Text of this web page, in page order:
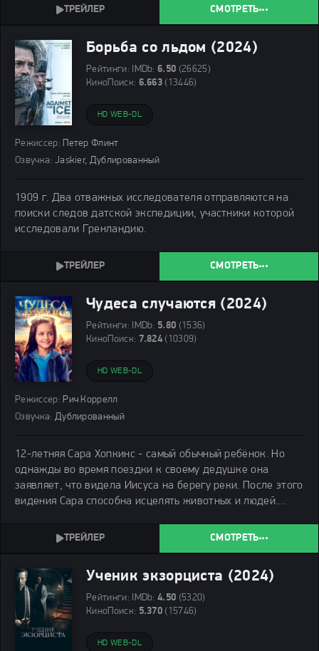
местность доставить важную депешу. По пути они
СМОТРЕТЬ
Борьба со льдом (2024)
Рейтинги: IMDb:6.50 (26625)
КиноПоиск: 6.663 (13446)
HD WEB-DL
Режиссер: Петер Флинт
Озвучка: Jaskier, Дублированный
1909 г. Два отважных исследователя отправляются на
поиски следов датской экспедиции, участники которой
исследовали Гренландию.
СМОТРЕТЬ
Чудеса случаются (2024)
Рейтинги: IMDb: 5.80 (1536)
КиноПоиск: 7.824 (10309)
HD WEB-DL
Режиссер: Рич Коррелл
Озвучка: Дублированный
12-летняя Сара Хопкинс - самый обычный ребёнок. Но
однажды во время поездки к своему дедушке она
заявляет, что видела Иисуса на берегу реки. После этого
видения Сара способна исцелять животных и людей.
как можно больше об этой маленькой девочке,
СМОТРЕТЬ
Ученик экзорциста (2024)
Рейтинги: IMDb:4.50 (5320)
КиноПоиск: 5.370 (15746)
HD WEB-DL